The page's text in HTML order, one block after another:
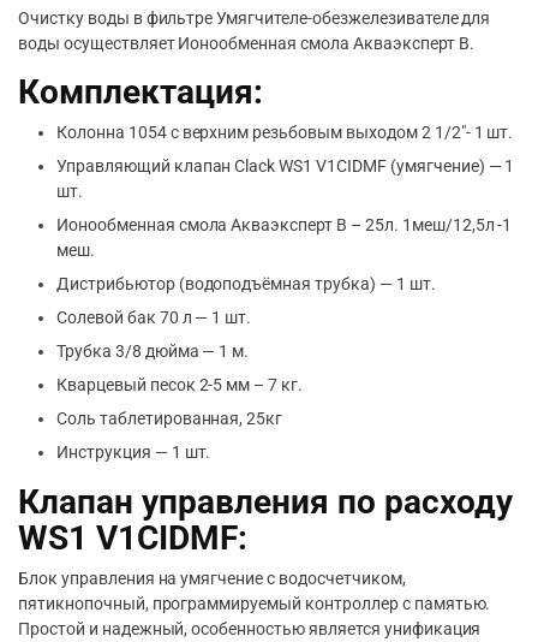
Очистку воды в фильтре Умягчителе-обезжелезивателе для
воды осуществляет Ионообменная смола Акваэксперт B.
Комплектация:
Колонна 1054 с верхним резьбовым выходом 2 1/2″- 1 шт.
Управляющий клапан Clack WS1 V1CIDMF (умягчение) — 1
шт.
Ионообменная смола Акваэксперт B – 25л. 1меш/12,5л -1
меш.
Дистрибьютор (водоподъёмная трубка) — 1 шт.
Солевой бак 70 л — 1 шт.
Трубка 3/8 дюйма — 1 м.
Кварцевый песок 2-5 мм – 7 кг.
Соль таблетированная, 25кг
Инструкция — 1 шт.
Клапан управления по расходу
WS1 V1CIDMF:
Блок управления на умягчение с водосчетчиком,
пятикнопочный, программируемый контроллер с памятью.
Простой и надежный, особенностью является унификация